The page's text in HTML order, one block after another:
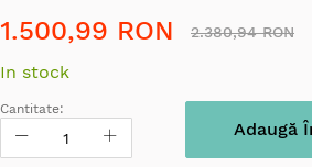
1.500,99 RON 2.380,94 RON
In stock
Cantitate:
Adaugă